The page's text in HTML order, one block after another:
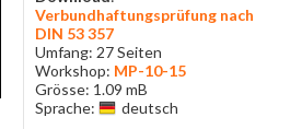
Verbundhaftungsprüfung nach
DIN 53 357
Umfang: 27 Seiten
Workshop: MP-10-15
Grösse: 1.09 mB
Sprache:
deutsch